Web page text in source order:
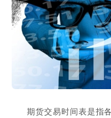
期货交易时间表是指